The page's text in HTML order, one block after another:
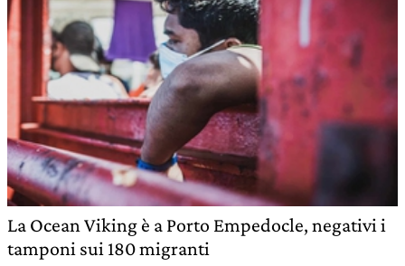
La Ocean Viking è a Porto Empedocle, negativi i
tamponi sui 180 migranti